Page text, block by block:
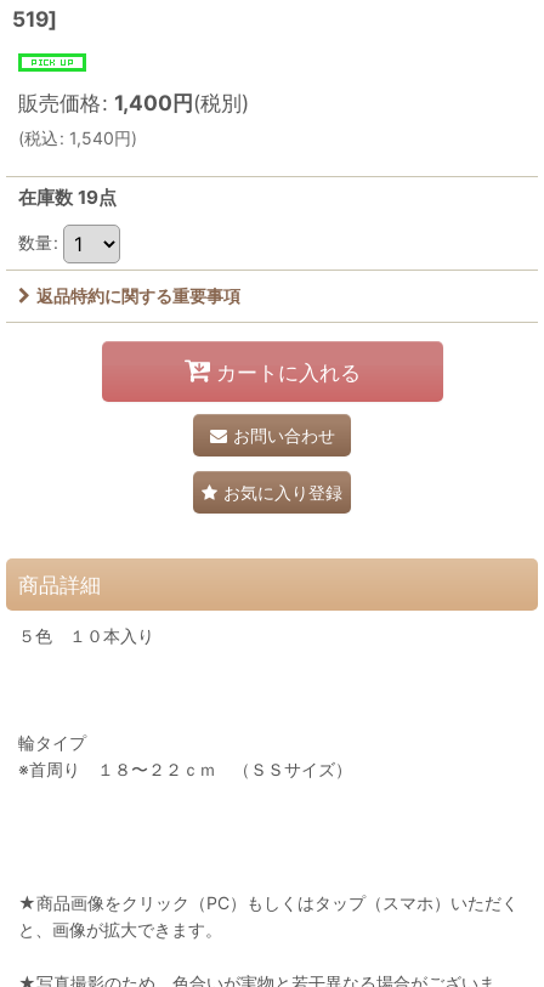
519]
販売価格: 1,400円(税別)
(税込: 1,540円)
在庫数 19点
数量:
返品特約に関する重要事項
カートに入れる
お問い合わせ
お気に入り登録
商品詳細
５色 １０本入り
輪タイプ
※首周り １８〜２２ｃｍ （ＳＳサイズ）
★商品画像をクリック（PC）もしくはタップ（スマホ）いただく
と、画像が拡大できます。
★写真撮影のため、色合いが実物と若干異なる場合がございま